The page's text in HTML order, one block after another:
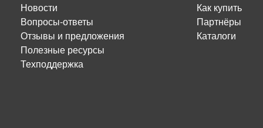
Новости
Вопросы-ответы
Отзывы и предложения
Полезные ресурсы
Техподдержка
Как купить
Партнёры
Каталоги